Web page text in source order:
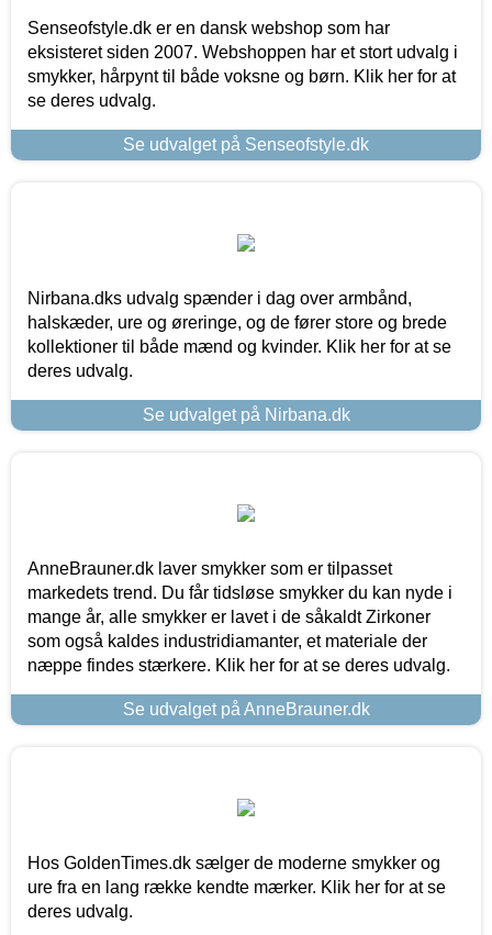
Senseofstyle.dk er en dansk webshop som har
eksisteret siden 2007. Webshoppen har et stort udvalg i
smykker, hårpynt til både voksne og børn. Klik her for at
se deres udvalg.
Se udvalget på Senseofstyle.dk
Nirbana.dks udvalg spænder i dag over armbånd,
halskæder, ure og øreringe, og de fører store og brede
kollektioner til både mænd og kvinder. Klik her for at se
deres udvalg.
Se udvalget på Nirbana.dk
AnneBrauner.dk laver smykker som er tilpasset
markedets trend. Du får tidsløse smykker du kan nyde i
mange år, alle smykker er lavet i de såkaldt Zirkoner
som også kaldes industridiamanter, et materiale der
næppe findes stærkere. Klik her for at se deres udvalg.
Se udvalget på AnneBrauner.dk
Hos GoldenTimes.dk sælger de moderne smykker og
ure fra en lang række kendte mærker. Klik her for at se
deres udvalg.